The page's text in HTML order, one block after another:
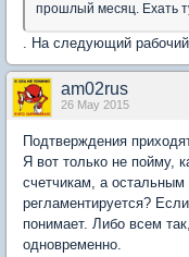
прошлый месяц. Ехать
. На следующий
am02rus
26 May 2015
Подтверждения
Я вот только не пойму,
счетчикам, а
регламентируется?
понимает. Либо всем
одновременно.